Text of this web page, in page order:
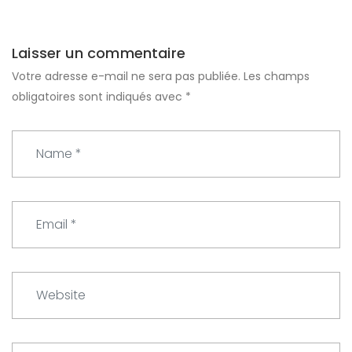
Laisser un commentaire
Votre adresse e-mail ne sera pas publiée. Les champs
obligatoires sont indiqués avec *
m
e
a
i
b
s